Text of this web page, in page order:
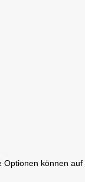
Optionen können auf